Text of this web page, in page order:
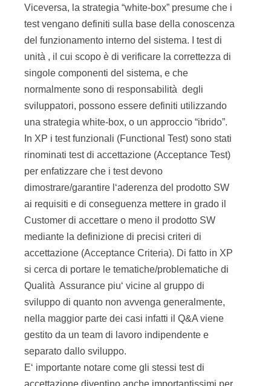
normalmente sono di responsabilità degli
sviluppatori, possono essere definiti utilizzando
una strategia white-box, o un approccio “ibrido”.
In XP i test funzionali (Functional Test) sono stati
rinominati test di accettazione (Acceptance Test)
per enfatizzare che i test devono
dimostrare/garantire l‘aderenza del prodotto SW
ai requisiti e di conseguenza mettere in grado il
Customer di accettare o meno il prodotto SW
mediante la definizione di precisi criteri di
accettazione (Acceptance Criteria). Di fatto in XP
si cerca di portare le tematiche/problematiche di
Qualità Assurance piu‘ vicine al gruppo di
sviluppo di quanto non avvenga generalmente,
nella maggior parte dei casi infatti il Q&A viene
gestito da un team di lavoro indipendente e
separato dallo sviluppo.
E‘ importante notare come gli stessi test di
accettazione diventino anche importantissimi per
verificare sistematicamente la non regressione
del sistema (vedere [MOKA_TDD]). Questo è
ovviamente vero anche per le suite di unit tests.
Quindi, mentre la qualità dei test di accettazione